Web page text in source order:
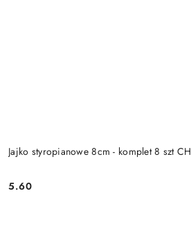
Jajko styropianowe 8cm - komplet 8 szt CH
Cena:
5.60